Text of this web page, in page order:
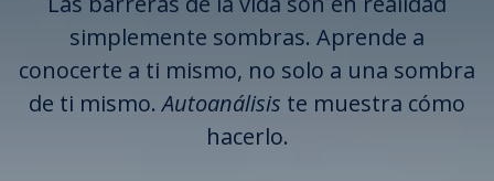
simplemente sombras. Aprende a
conocerte a ti mismo, no solo a una sombra
de ti mismo.Autoanálisis te muestra cómo
hacerlo.